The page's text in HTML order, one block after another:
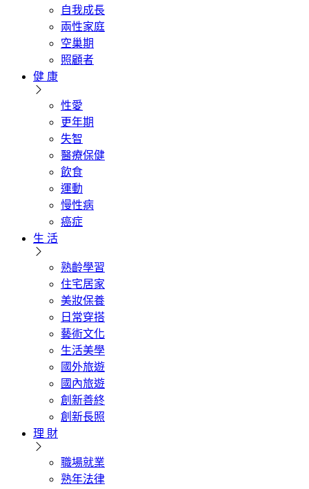
自我成長
兩性家庭
空巢期
照顧者
健 康
性愛
更年期
失智
醫療保健
飲食
運動
慢性病
癌症
生 活
熟齡學習
住宅居家
美妝保養
日常穿搭
藝術文化
生活美學
國外旅遊
國內旅遊
創新善終
創新長照
理 財
職場就業
熟年法律